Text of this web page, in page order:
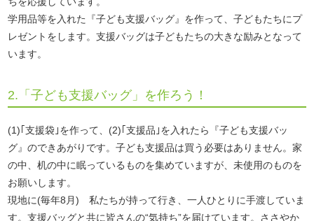
学用品等を入れた『子ども支援バッグ』を作って、子どもたちにプ
レゼントをします。支援バッグは子どもたちの大きな励みとなって
います。
2.「子ども支援バッグ」を作ろう！
(1)｢支援袋｣を作って、(2)｢支援品｣を入れたら『子ども支援バッ
グ』のできあがりです。子ども支援品は買う必要はありません。家
の中、机の中に眠っているものを集めていますが、未使用のものを
お願いします。
現地に(毎年8月) 私たちが持って行き、一人ひとりに手渡していま
す。支援バッグと共に皆さんの“気持ち”を届けています。ささやか